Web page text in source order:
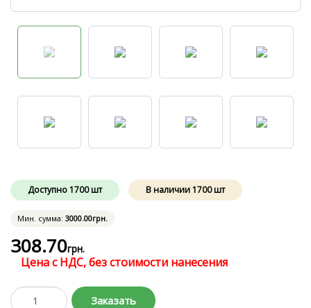
Доступно1700 шт В наличии1700шт
Мин. сумма: 3000.00грн.
308.70грн.
Цена с НДС, без стоимости нанесения
Заказать